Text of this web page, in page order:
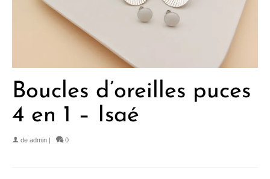
Boucles d’oreilles puces
4 en 1 – Isaé
de admin | 0